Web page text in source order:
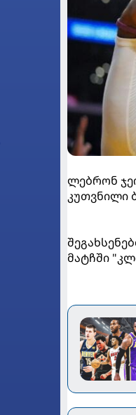
ლებრონ
კუთვნილი
მატჩში